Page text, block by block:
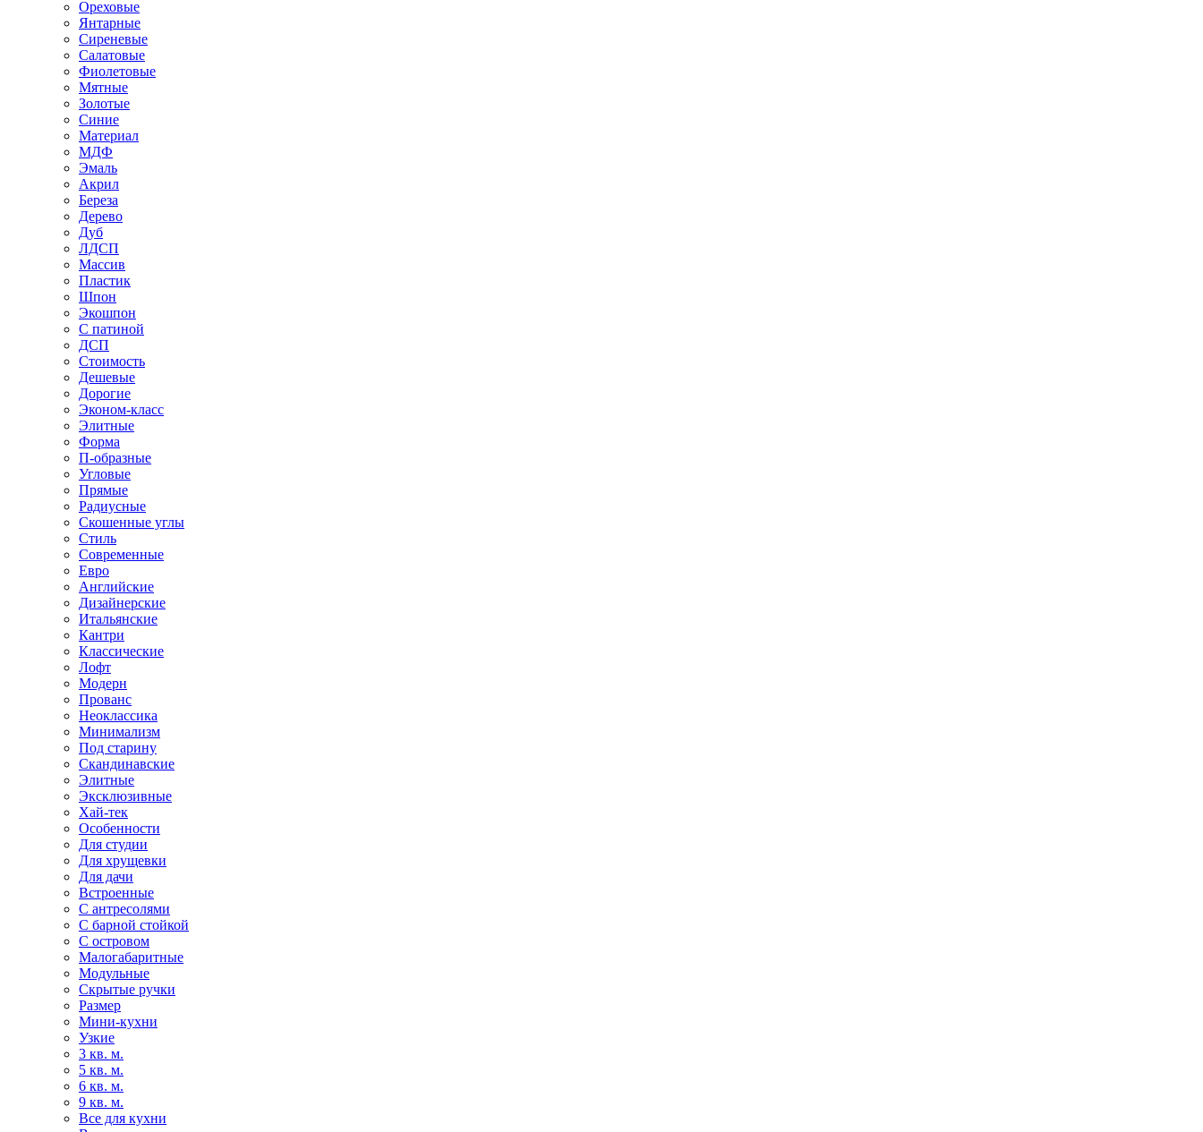
Ореховые
Янтарные
Сиреневые
Салатовые
Фиолетовые
Мятные
Золотые
Синие
Материал
МДФ
Эмаль
Акрил
Береза
Дерево
Дуб
ЛДСП
Массив
Пластик
Шпон
Экошпон
С патиной
ДСП
Стоимость
Дешевые
Дорогие
Эконом-класс
Элитные
Форма
П-образные
Угловые
Прямые
Радиусные
Скошенные углы
Стиль
Современные
Евро
Английские
Дизайнерские
Итальянские
Кантри
Классические
Лофт
Модерн
Прованс
Неоклассика
Минимализм
Под старину
Скандинавские
Элитные
Эксклюзивные
Хай-тек
Особенности
Для студии
Для хрущевки
Для дачи
Встроенные
С антресолями
С барной стойкой
С островом
Малогабаритные
Модульные
Скрытые ручки
Размер
Мини-кухни
Узкие
3 кв. м.
5 кв. м.
6 кв. м.
9 кв. м.
Все для кухни